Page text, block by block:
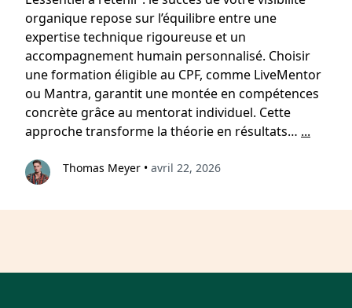
organique repose sur l’équilibre entre une
expertise technique rigoureuse et un
accompagnement humain personnalisé. Choisir
une formation éligible au CPF, comme LiveMentor
ou Mantra, garantit une montée en compétences
concrète grâce au mentorat individuel. Cette
approche transforme la théorie en résultats… ...
Thomas Meyer • avril 22, 2026